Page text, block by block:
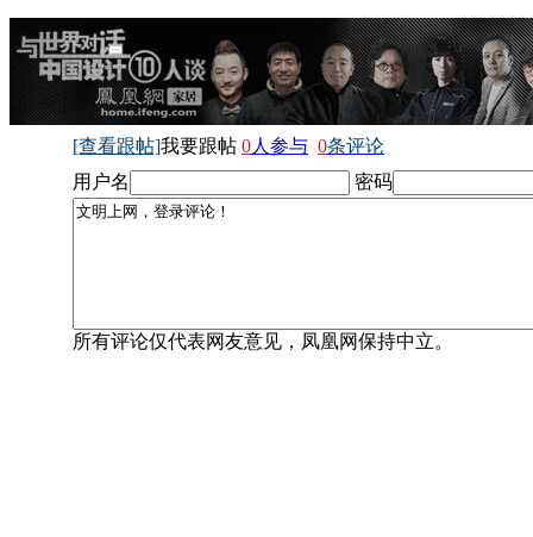
[查看跟帖]我要跟帖 0人参与 0条评论
用户名
密码
所有评论仅代表网友意见，凤凰网保持中立。